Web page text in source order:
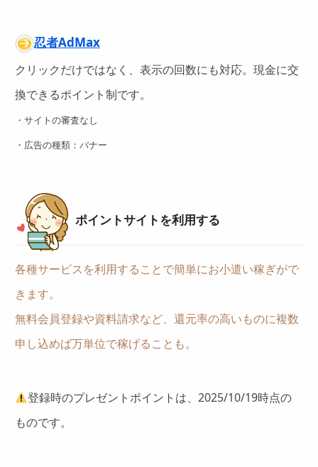
忍者AdMax
クリックだけではなく、表示の回数にも対応。現金に交
換できるポイント制です。
・サイトの審査なし
・広告の種類：バナー
ポイントサイトを利用する
各種サービスを利用することで簡単にお小遣い稼ぎがで
きます。
無料会員登録や資料請求など、還元率の高いものに複数
申し込めば万単位で稼げることも。
登録時のプレゼントポイントは、2025/10/19時点の
ものです。